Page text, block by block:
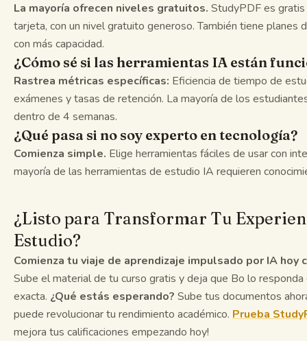
La mayoría ofrecen niveles gratuitos. StudyPDF es gratis
tarjeta, con un nivel gratuito generoso. También tiene planes
con más capacidad.
¿Cómo sé si las herramientas IA están
Rastrea métricas específicas: Eficiencia de tiempo de
exámenes y tasas de retención. La mayoría de los
dentro de 4 semanas.
¿Qué pasa si no soy experto en tecnología?
Comienza simple. Elige herramientas fáciles de usar con
mayoría de las herramientas de estudio IA requieren
¿Listo para Transformar Tu
Estudio?
Comienza tu viaje de aprendizaje impulsado por IA hoy
Sube el material de tu curso gratis y deja que Bo lo responda
exacta. ¿Qué estás esperando? Sube tus documentos
puede revolucionar tu rendimiento académico. Prueba
mejora tus calificaciones empezando hoy!